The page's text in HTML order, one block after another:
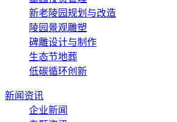
新老陵园规划与改造
陵园景观雕塑
碑雕设计与制作
生态节地葬
低碳循环创新
新闻资讯
企业新闻